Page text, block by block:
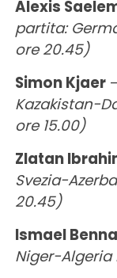
Alexis
partita:
ore 20.45)
Simon Kjaer
Kazakistan-
ore 15.00)
Zlatan
Svezia-
20.45)
Ismael
Niger-Algeria